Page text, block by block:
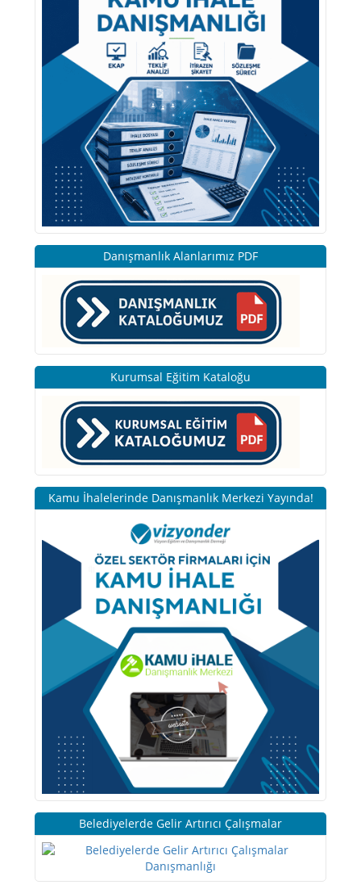
Danışmanlık Alanlarımız PDF
Kurumsal Eğitim Kataloğu
Kamu İhalelerinde Danışmanlık Merkezi Yayında!
Belediyelerde Gelir Artırıcı Çalışmalar